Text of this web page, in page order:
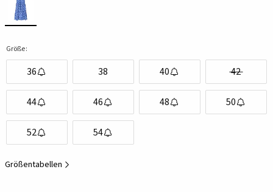
Größe:
36 38 40 42
44 46 48 50
52 54
Größentabellen